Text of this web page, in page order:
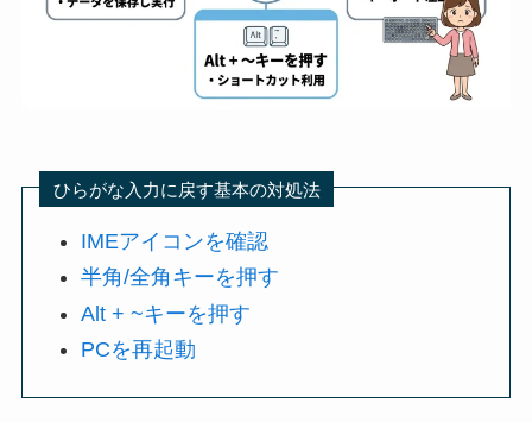
ひらがな入力に戻す基本の対処法
IMEアイコンを確認
半角/全角キーを押す
Alt + ~キーを押す
PCを再起動